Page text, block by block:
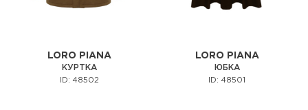
LORO PIANA
КУРТКА
ID: 48502
LORO PIANA
ЮБКА
ID: 48501